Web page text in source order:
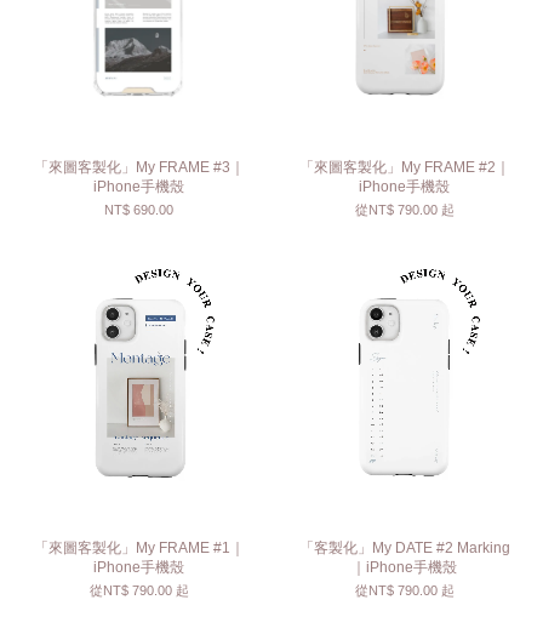
「來圖客製化」My FRAME #3｜
iPhone手機殼
NT$ 690.00
「來圖客製化」My FRAME #2｜
iPhone手機殼
從NT$ 790.00 起
「來圖客製化」My FRAME #1｜
iPhone手機殼
從NT$ 790.00 起
「客製化」My DATE #2 Marking
｜iPhone手機殼
從NT$ 790.00 起